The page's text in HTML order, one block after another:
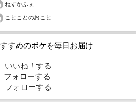
ねすかふぇ
ことことのおこと
すめのボケを毎日お届け
いいね！する
ォローする
フォローする